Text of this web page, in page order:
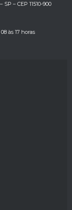
– CEP 11510-900
às 17 horas